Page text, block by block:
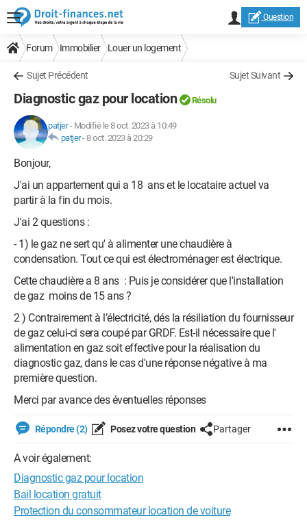
Question
Forum Immobilier Louer un logement
Sujet Précédent Sujet Suivant
Diagnostic gaz pour location Résolu
patjer- Modifié le 8 oct. 2023 à 10:49
patjer-8 oct. 2023 à 20:29
Bonjour,
J'ai un appartement qui a 18 ans et le locataire actuel va
partir à la fin du mois.
J'ai 2 questions :
- 1) le gaz ne sert qu' à alimenter une chaudière à
condensation. Tout ce qui est électroménager est électrique.
Cette chaudière a 8 ans : Puis je considérer que l'installation
de gaz moins de 15 ans ?
2 ) Contrairement à l’électricité, dés la résiliation du fournisseur
de gaz celui-ci sera coupé par GRDF. Est-il nécessaire que l'
alimentation en gaz soit effective pour la réalisation du
diagnostic gaz, dans le cas d'une réponse négative à ma
première question.
Merci par avance des éventuelles réponses
Répondre (2) Posez votre question Partager
A voir également:
Diagnostic gaz pour location
Bail location gratuit
Protection du consommateur location de voiture